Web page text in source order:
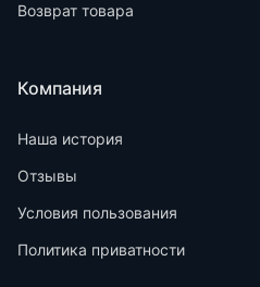
Возврат товара
Компания
Наша история
Отзывы
Условия пользования
Политика приватности